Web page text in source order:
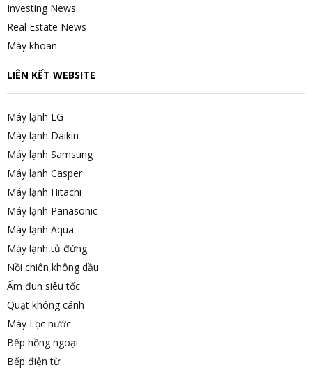
Investing News
Real Estate News
Máy khoan
LIÊN KẾT WEBSITE
Máy lạnh LG
Máy lạnh Daikin
Máy lạnh Samsung
Máy lạnh Casper
Máy lạnh Hitachi
Máy lạnh Panasonic
Máy lạnh Aqua
Máy lạnh tủ đứng
Nồi chiên không dầu
Ấm đun siêu tốc
Quạt không cánh
Máy Lọc nước
Bếp hồng ngoại
Bếp điện từ